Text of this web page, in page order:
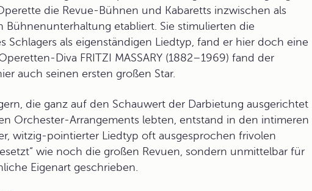
die Revue-Bühnen und Kabaretts inzwischen als
Bühnenunterhaltung etabliert. Sie stimulierten die
Schlagers als eigenständigen Liedtyp, fand er hier doch eine
Diva FRITZI MASSARY (1882–1969) fand der
auch seinen ersten großen Star.
die ganz auf den Schauwert der Darbietung ausgerichtet
Orchester-Arrangements lebten, entstand in den intimeren
witzig-pointierter Liedtyp oft ausgesprochen frivolen
wie noch die großen Revuen, sondern unmittelbar für
Eigenart geschrieben.